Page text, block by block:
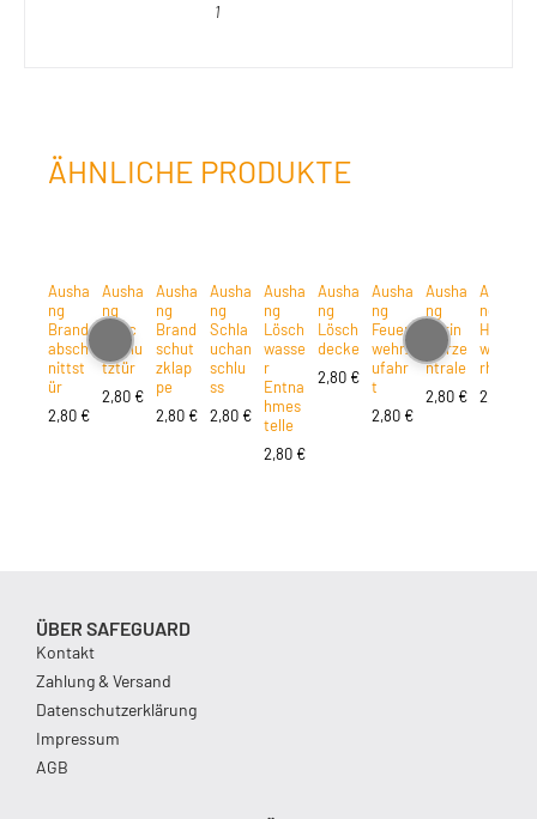
1
ÄHNLICHE PRODUKTE
Ausha
ng
Brand
absch
nittst
ür
2,80 €
Ausha
ng
Rauc
hschu
tztür
2,80 €
Ausha
ng
Brand
schut
zklap
pe
2,80 €
Ausha
ng
Schla
uchan
schlu
ss
2,80 €
Ausha
ng
Lösch
wasse
r
Entna
hmes
telle
2,80 €
Ausha
ng
Lösch
decke
2,80 €
Ausha
ng
Feuer
wehrz
ufahr
t
2,80 €
Ausha
ng
Sprin
klerze
ntrale
2,80 €
Ausha
ng
Haupt
wasse
rhahn
2,80
ÜBER SAFEGUARD
Kontakt
Zahlung & Versand
Datenschutzerklärung
Impressum
AGB